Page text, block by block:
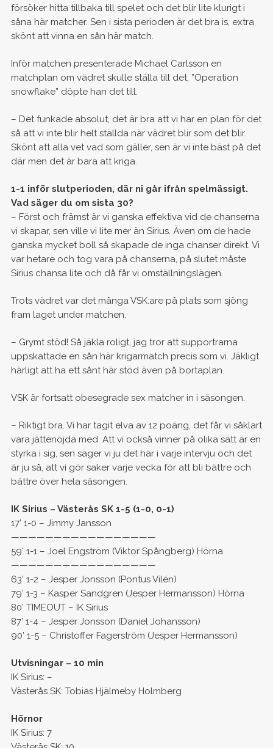
försöker hitta tillbaka till spelet och det blir lite klurigt i
såna här matcher. Sen i sista perioden är det bra is, extra
skönt att vinna en sån här match.
Inför matchen presenterade Michael Carlsson en
matchplan om vädret skulle ställa till det, ”Operation
snowflake” döpte han det till.
– Det funkade absolut, det är bra att vi har en plan för det
så att vi inte blir helt ställda när vädret blir som det blir.
Skönt att alla vet vad som gäller, sen är vi inte bäst på det
där men det är bara att kriga.
1-1 inför slutperioden, där ni går ifrån spelmässigt.
Vad säger du om sista 30?
– Först och främst är vi ganska effektiva vid de chanserna
vi skapar, sen ville vi lite mer än Sirius. Även om de hade
ganska mycket boll så skapade de inga chanser direkt. Vi
var hetare och tog vara på chanserna, på slutet måste
Sirius chansa lite och då får vi omställningslägen.
Trots vädret var det många VSK:are på plats som sjöng
fram laget under matchen.
– Grymt stöd! Så jäkla roligt, jag tror att supportrarna
uppskattade en sån här krigarmatch precis som vi. Jäkligt
härligt att ha ett sånt här stöd även på bortaplan.
VSK är fortsatt obesegrade sex matcher in i säsongen.
– Riktigt bra. Vi har tagit elva av 12 poäng, det får vi såklart
vara jättenöjda med. Att vi också vinner på olika sätt är en
styrka i sig, sen säger vi ju det här i varje intervju och det
är ju så, att vi gör saker varje vecka för att bli bättre och
bättre över hela säsongen.
IK Sirius – Västerås SK 1-5 (1-0, 0-1)
17’ 1-0 – Jimmy Jansson
—————————————————
59’ 1-1 – Joel Engström (Viktor Spångberg) Hörna
—————————————————
63’ 1-2 – Jesper Jonsson (Pontus Vilén)
79’ 1-3 – Kasper Sandgren (Jesper Hermansson) Hörna
80’ TIMEOUT – IK Sirius
87’ 1-4 – Jesper Jonsson (Daniel Johansson)
90’ 1-5 – Christoffer Fagerström (Jesper Hermansson)
Utvisningar – 10 min
IK Sirius: –
Västerås SK: Tobias Hjälmeby Holmberg
Hörnor
IK Sirius: 7